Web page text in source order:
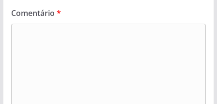
Comentário *